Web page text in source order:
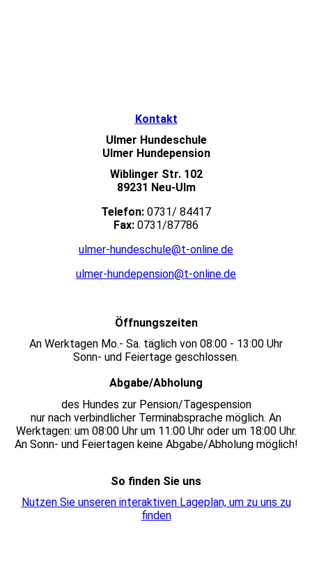
Kontakt
Ulmer Hundeschule
Ulmer Hundepension
Wiblinger Str. 102
89231 Neu-Ulm
Telefon: 0731/ 84417
Fax: 0731/87786
ulmer-hundeschule@t-online.de
ulmer-hundepension@t-online.de
Öffnungszeiten
An Werktagen Mo.- Sa. täglich von 08:00 - 13:00 Uhr
Sonn- und Feiertage geschlossen.
Abgabe/Abholung
des Hundes zur Pension/Tagespension
nur nach verbindlicher Terminabsprache möglich. An
Werktagen: um 08:00 Uhr um 11:00 Uhr oder um 18:00 Uhr.
An Sonn- und Feiertagen keine Abgabe/Abholung möglich!
So finden Sie uns
Nutzen Sie unseren interaktiven La­ge­plan, um zu uns zu
finden